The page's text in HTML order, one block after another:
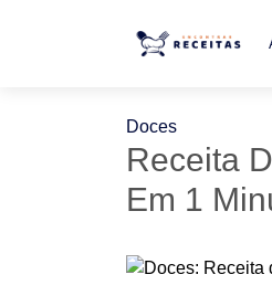
Doces
Receita
Em 1